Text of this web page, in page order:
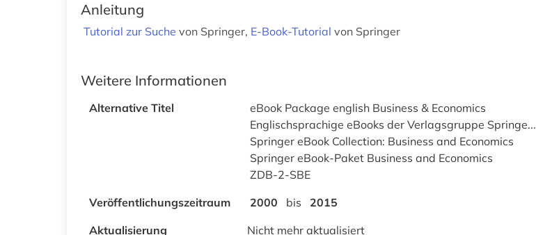
Anleitung
Tutorial zur Suche von Springer, E-Book-Tutorial von Springer
Weitere Informationen
Alternative Titel
eBook Package english Business & Economics
Englischsprachige eBooks der Verlagsgruppe Springe...
Springer eBook Collection: Business and Economics
Springer eBook-Paket Business and Economics
ZDB-2-SBE
Veröffentlichungszeitraum
2000 bis
2015
Aktualisierung
Nicht mehr aktualisiert